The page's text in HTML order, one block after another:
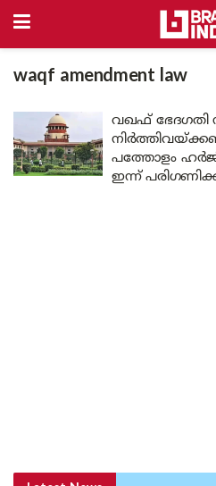
waqf amendment law
വഖഫ് ഭേദഗതി
പത്തോളം
ഇന്ന്